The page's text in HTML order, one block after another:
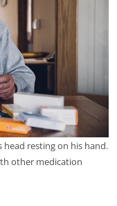
resting on his hand.
other medication